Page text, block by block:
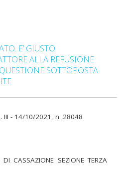
E’ GIUSTO
ALLA REFUSIONE
SOTTOPOSTA
III - 14/10/2021, n. 28048
CASSAZIONE SEZIONE TERZA